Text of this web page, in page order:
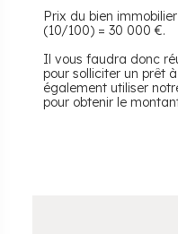
Prix du bien
(10/100) = 30 000 €.
Il vous faudra donc
pour solliciter un prêt
également utiliser
pour obtenir le